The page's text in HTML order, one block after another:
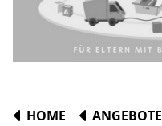
HOME ANGEBOTE